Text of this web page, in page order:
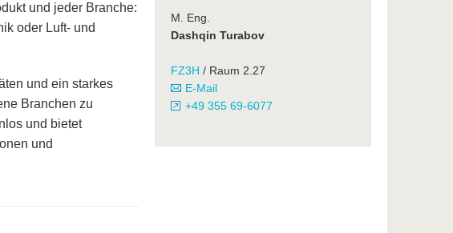
und jeder Branche:
oder Luft- und
und ein starkes
Branchen zu
und bietet
und
M. Eng.
Dashqin Turabov
FZ3H/ Raum 2.27
E-Mail
+49 355 69-6077